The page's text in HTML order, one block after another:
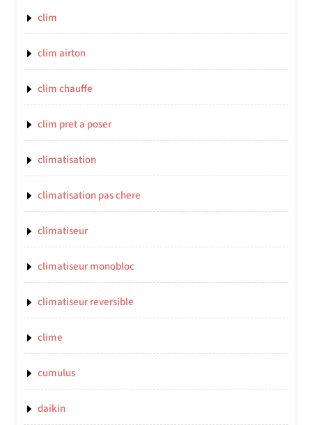
clim
clim airton
clim chauffe
clim pret a poser
climatisation
climatisation pas chere
climatiseur
climatiseur monobloc
climatiseur reversible
clime
cumulus
daikin